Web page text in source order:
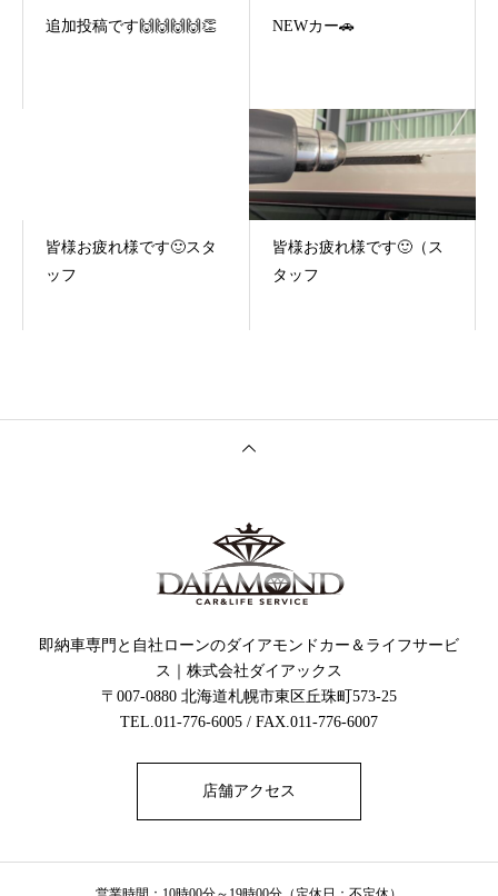
追加投稿です🙌🙌🙌🙌👏 NEWカー🚗
皆様お疲れ様です🙂スタ
ッフ
皆様お疲れ様です🙂（ス
タッフ
即納車専門と自社ローンのダイアモンドカー＆ライフサービ
ス｜株式会社ダイアックス
〒007-0880 北海道札幌市東区丘珠町573-25
TEL.011-776-6005 / FAX.011-776-6007
店舗アクセス